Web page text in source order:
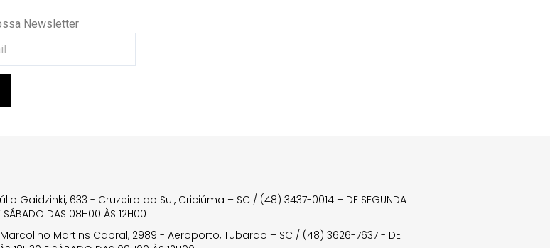
Newsletter
Gaidzinki, 633 - Cruzeiro do Sul, Criciúma – SC / (48) 3437-0014 – DE SEGUNDA
SÁBADO DAS 08H00 ÀS 12H00
Martins Cabral, 2989 - Aeroporto, Tubarão – SC / (48) 3626-7637 - DE